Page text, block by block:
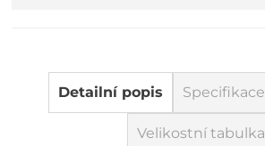
Detailní popis Specifikace
Velikostní tabulka